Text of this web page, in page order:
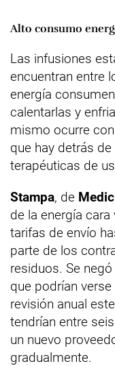
Alto consumo
Las infusiones
encuentran entre
energía
calentarlas y
mismo ocurre
que hay detrás
terapéuticas de
Stampa, de
de la energía
tarifas de envío
parte de los
residuos. Se
que podrían
revisión anual
tendrían entre
un nuevo
gradualmente.